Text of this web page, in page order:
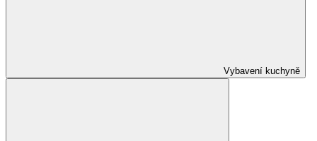
Vybavení kuchyně